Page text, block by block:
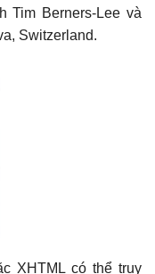
Tim Berners-Lee và
Switzerland.
XHTML có thể truy